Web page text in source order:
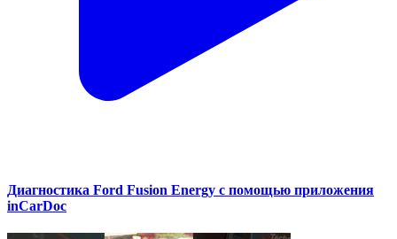
Диагностика Ford Fusion Energy с помощью приложения
inCarDoc